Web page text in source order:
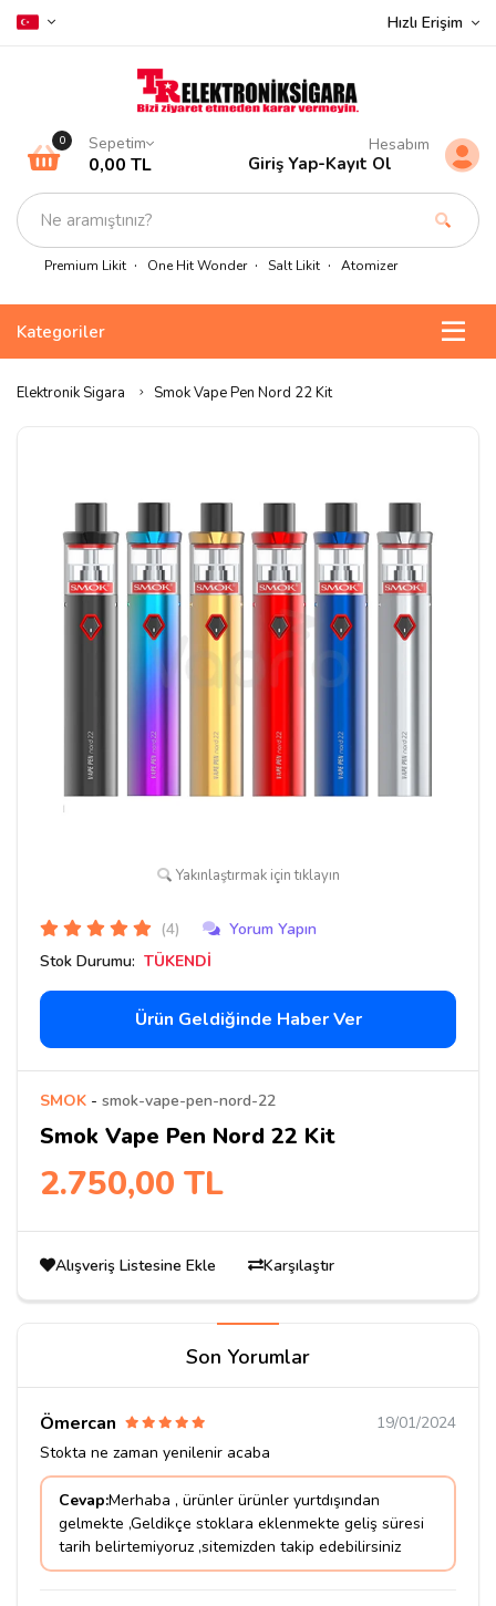
Hızlı Erişim
Premium Likit One Hit Wonder Salt Likit Atomizer
0 Sepetim
0,00 TL
Hesabım
Giriş Yap-Kayıt Ol
Kategoriler
Elektronik Sigara Smok Vape Pen Nord 22 Kit
Yakınlaştırmak için tıklayın
(4)
Yorum Yapın
Stok Durumu: TÜKENDİ
Ürün Geldiğinde Haber Ver
SMOK - smok-vape-pen-nord-22
Smok Vape Pen Nord 22 Kit
2.750,00 TL
Alışveriş Listesine Ekle Karşılaştır
Son Yorumlar
Ömercan
19/01/2024
Stokta ne zaman yenilenir acaba
Cevap:Merhaba , ürünler ürünler yurtdışından
gelmekte ,Geldikçe stoklara eklenmekte geliş süresi
tarih belirtemiyoruz ,sitemizden takip edebilirsiniz